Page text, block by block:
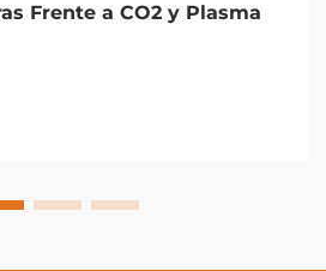
Frente a CO2 y Plasma